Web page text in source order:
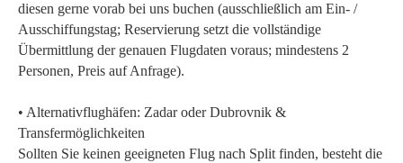
diesen gerne vorab bei uns buchen (ausschließlich am Ein- /
Ausschiffungstag; Reservierung setzt die vollständige
Übermittlung der genauen Flugdaten voraus; mindestens 2
Personen, Preis auf Anfrage).
• Alternativflughäfen: Zadar oder Dubrovnik &
Transfermöglichkeiten
Sollten Sie keinen geeigneten Flug nach Split finden, besteht die